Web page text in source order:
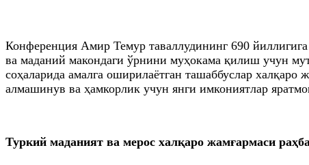
Конференция Амир Темур таваллудининг 690
ва маданий макондаги ўрнини муҳокама қилиш учун
соҳаларида амалга оширилаётган ташаббуслар
алмашинув ва ҳамкорлик учун янги имкониятлар
Туркий маданият ва мерос халқаро жамғармаси